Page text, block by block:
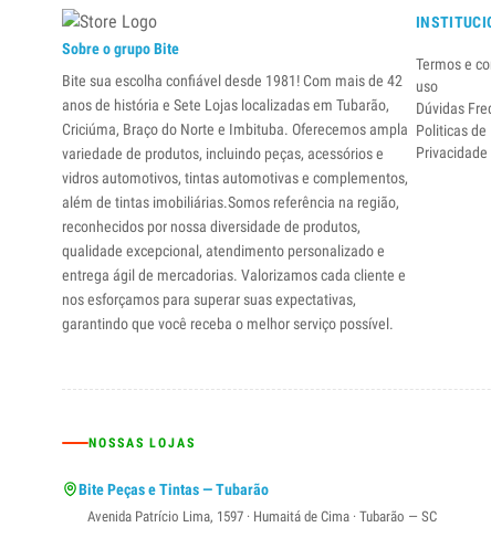
Sobre o grupo Bite
Bite sua escolha confiável desde 1981! Com mais de 42
anos de história e Sete Lojas localizadas em Tubarão,
Criciúma, Braço do Norte e Imbituba. Oferecemos ampla
variedade de produtos, incluindo peças, acessórios e
vidros automotivos, tintas automotivas e complementos,
além de tintas imobiliárias.Somos referência na região,
reconhecidos por nossa diversidade de produtos,
qualidade excepcional, atendimento personalizado e
entrega ágil de mercadorias. Valorizamos cada cliente e
nos esforçamos para superar suas expectativas,
garantindo que você receba o melhor serviço possível.
Termos e
uso
Dúvidas
Politicas de
Privacidade
NOSSAS LOJAS
Bite Peças e Tintas — Tubarão
Avenida Patrício Lima, 1597 · Humaitá de Cima · Tubarão — SC